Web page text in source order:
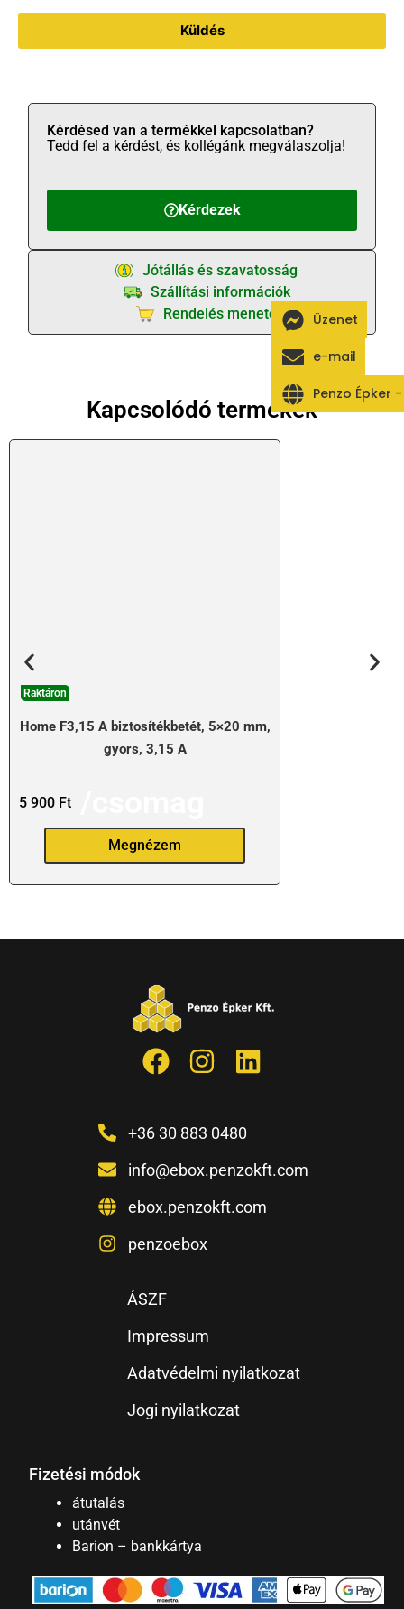
Küldés
Kérdezek
Kérdésed van a termékkel kapcsolatban?
Tedd fel a kérdést, és kollégánk megválaszolja!
Jótállás és szavatosság
Szállítási információk
Rendelés menete
Kapcsolódó termékek
Raktáron
Home F3,15 A biztosítékbetét, 5×20 mm,
gyors, 3,15 A
5 900 Ft
Megnézem
+36 30 883 0480
info@ebox.penzokft.com
ebox.penzokft.com
penzoebox
ÁSZF
Impressum
Adatvédelmi nyilatkozat
Jogi nyilatkozat
Fizetési módok
átutalás
utánvét
Barion – bankkártya
Üzenet
e-mail
Penzo Épker